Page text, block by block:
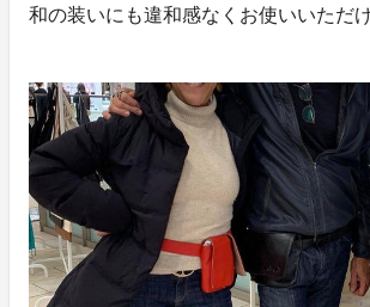
和の装いにも違和感なくお使いいただけ